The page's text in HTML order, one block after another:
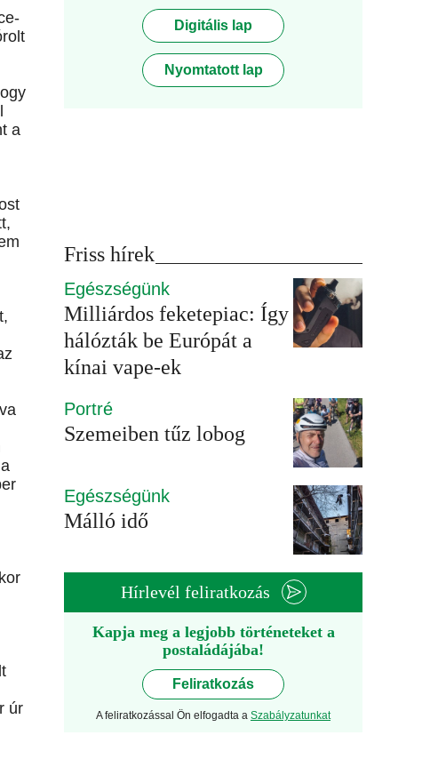
a
úr
Digitális lap
Nyomtatott lap
Friss hírek
Egészségünk
Milliárdos feketepiac: Így
hálózták be Európát a
kínai vape-ek
Portré
Szemeiben tűz lobog
Egészségünk
Málló idő
Hírlevél feliratkozás
Kapja meg a legjobb történeteket a
postaládájába!
Feliratkozás
A feliratkozással Ön elfogadta a Szabályzatunkat